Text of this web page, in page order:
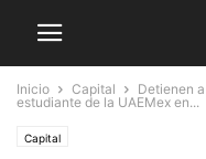
Inicio Capital
Detienen
estudiante de la UAEMex en...
Capital